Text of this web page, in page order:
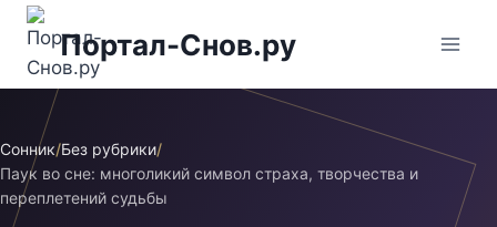
Перейти
содержимому
Портал-Снов.ру
Сонник/Без рубрики/
Паук во сне: многоликий символ страха, творчества и
переплетений судьбы